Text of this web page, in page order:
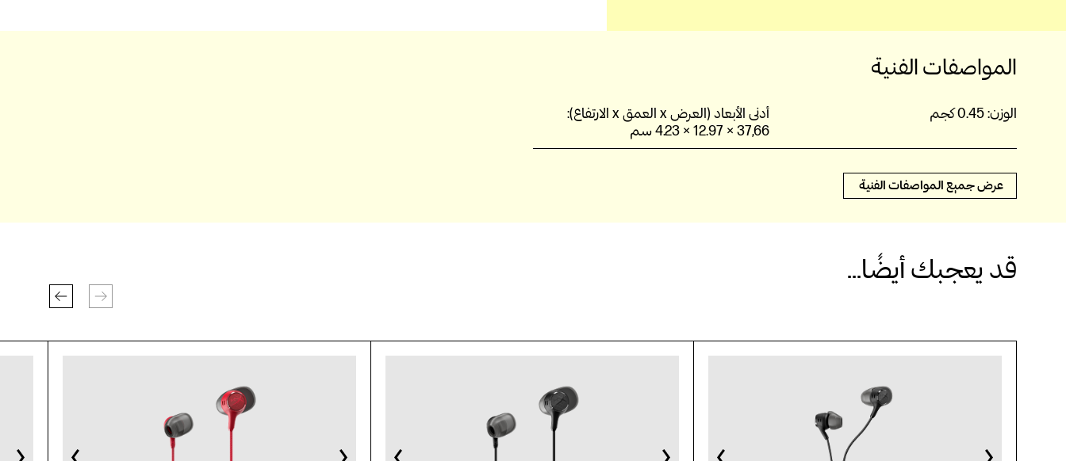
المواصفات الفنية
الوزن:0.45 كجم
أدنى الأبعاد (العرض x العمق x الارتفاع):
37,66 × 12.97 × 4.23 سم
عرض جميع المواصفات الفنية
قد يعجبك أيضًا...